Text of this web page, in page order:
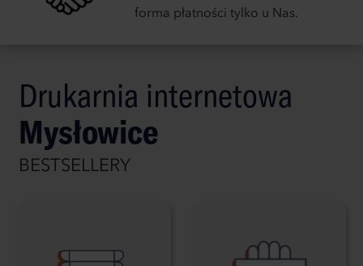
forma płatności tylko u Nas.
Drukarnia internetowa
Mysłowice
BESTSELLERY